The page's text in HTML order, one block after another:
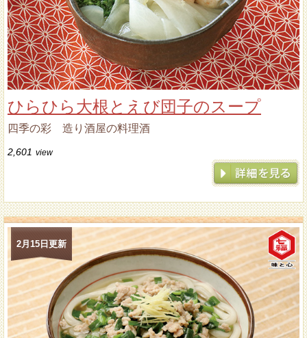
ひらひら大根とえび団子のスープ
四季の彩 造り酒屋の料理酒
2,601 view
2月15日更新